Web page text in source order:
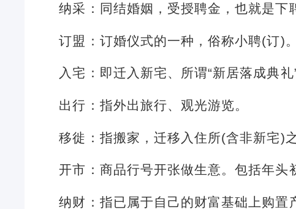
纳采：同结婚姻，受授聘金，也就是下
订盟：订婚仪式的一种，俗称小聘(订)
入宅：即迁入新宅、所谓“新居落成典
出行：指外出旅行、观光游览。
移徙：指搬家，迁移入住所(含非新宅)之
开市：商品行号开张做生意。包括年头
纳财：指已属于自己的财富基础上购置